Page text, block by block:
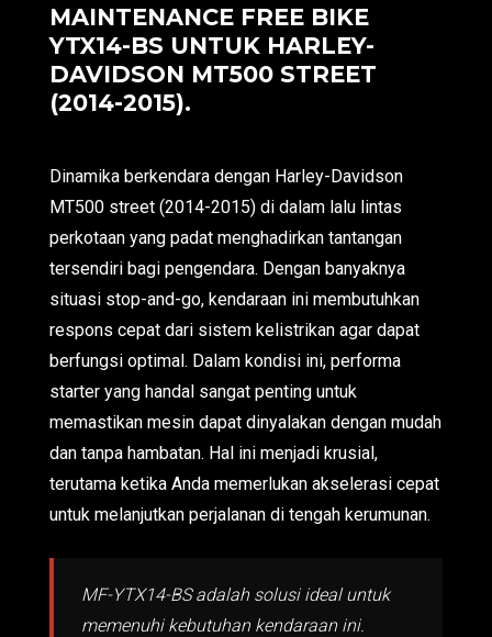
MAINTENANCE FREE BIKE
YTX14-BS UNTUK HARLEY-
DAVIDSON MT500 STREET
(2014-2015).
Dinamika berkendara dengan Harley-Davidson
MT500 street (2014-2015) di dalam lalu lintas
perkotaan yang padat menghadirkan tantangan
tersendiri bagi pengendara. Dengan banyaknya
situasi stop-and-go, kendaraan ini membutuhkan
respons cepat dari sistem kelistrikan agar dapat
berfungsi optimal. Dalam kondisi ini, performa
starter yang handal sangat penting untuk
memastikan mesin dapat dinyalakan dengan mudah
dan tanpa hambatan. Hal ini menjadi krusial,
terutama ketika Anda memerlukan akselerasi cepat
untuk melanjutkan perjalanan di tengah kerumunan.
MF-YTX14-BS adalah solusi ideal untuk
memenuhi kebutuhan kendaraan ini.